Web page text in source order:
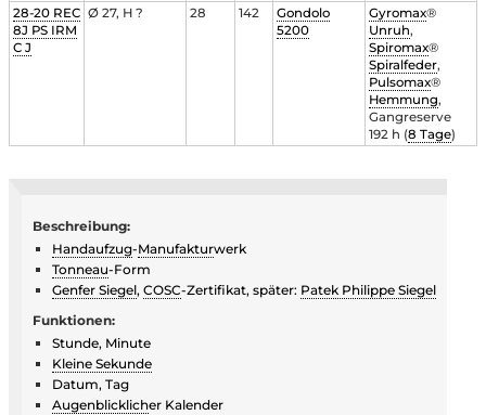
28-20 REC
8J PS IRM
C J
Ø 27, H ? 28 142
Gondolo
5200
Gyromax®
Unruh,
Spiromax®
Spiralfeder,
Pulsomax®
Hemmung,
Gangreserve
192 h (8 Tage)
Beschreibung:
Handaufzug-Manufakturwerk
Tonneau-Form
Genfer Siegel, COSC-Zertifikat, später: Patek Philippe Siegel
Funktionen:
Stunde, Minute
Kleine Sekunde
Datum, Tag
Augenblicklicher Kalender